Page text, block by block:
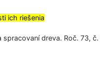
ich riešenia
dreva. Roč. 73, č.